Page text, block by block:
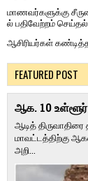
மாணவர்களுக்கு
ல் பதிவேற்றம்
ஆசிரியர்கள்
FEATURED POST
ஆக. 10 உள்ளூர்
ஆடித்
மாவட்டத்திற்கு
அறி...